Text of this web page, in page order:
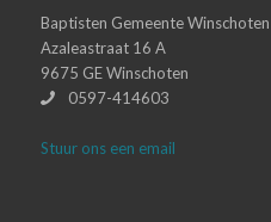
Baptisten Gemeente Winschoten
Azaleastraat 16 A
9675 GE Winschoten
0597-414603
Stuur ons een email